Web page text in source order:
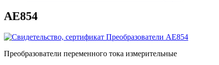
АЕ854
Преобразователи переменного тока измерительные